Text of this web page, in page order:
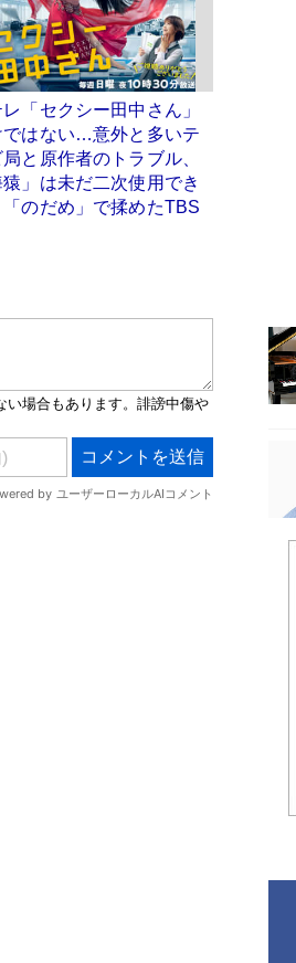
レ「セクシー田中さん」
ではない…意外と多いテ
局と原作者のトラブル、
猿」は未だ二次使用でき
「のだめ」で揉めたTBS